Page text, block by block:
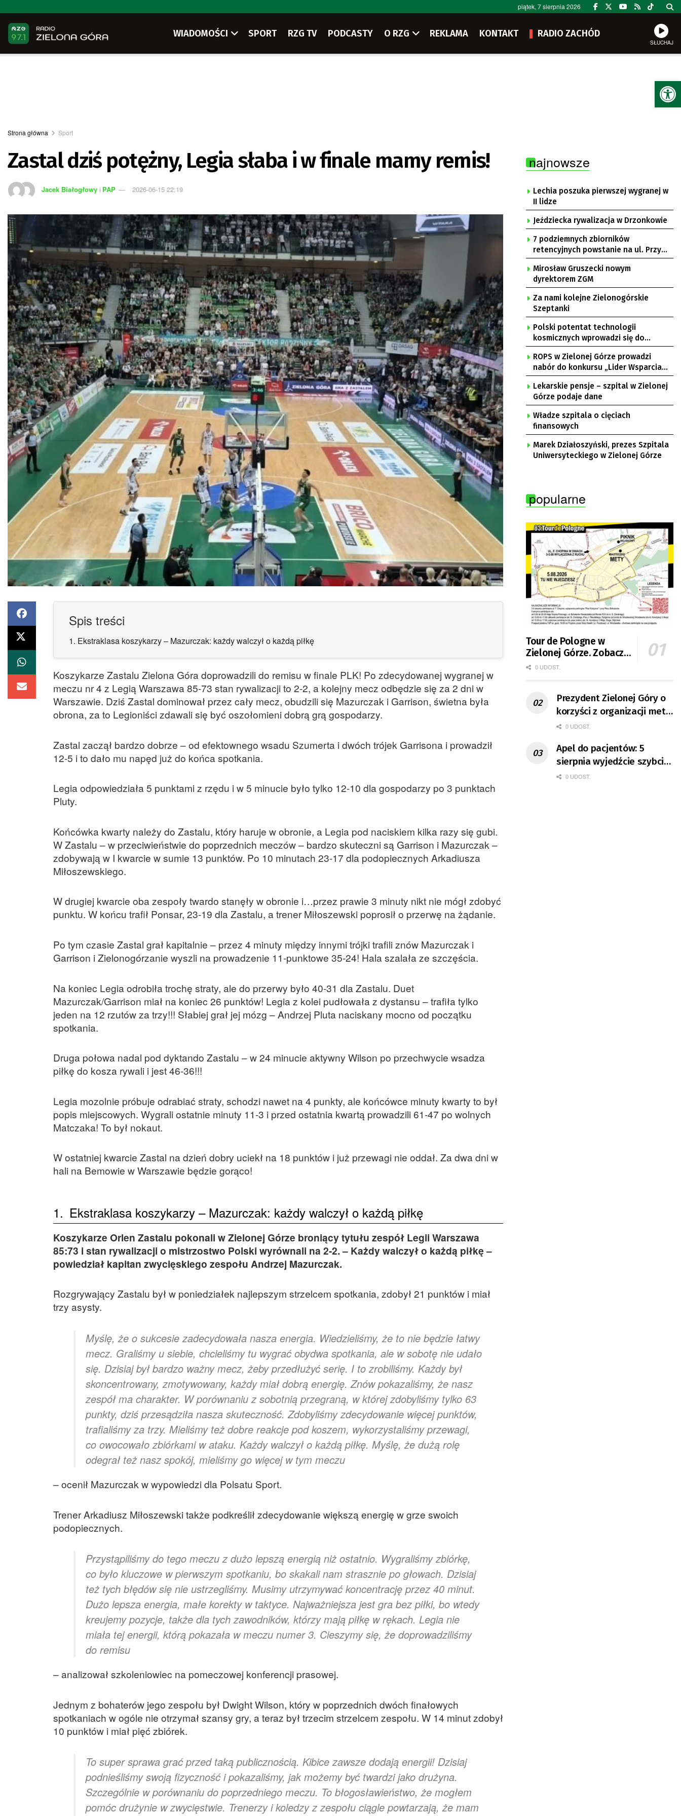
piątek, 7 sierpnia 2026
WIADOMOŚCI SPORT RZG TV PODCASTY O RZG REKLAMA KONTAKT RADIO ZACHÓD
SŁUCHAJ
Strona główna Sport
Zastal dziś potężny, Legia słaba i w finale mamy remis!
Jacek Białogłowy i PAP 2026-06-15 22:19
Spis treści
1. Ekstraklasa koszykarzy – Mazurczak: każdy walczył o każdą piłkę
Koszykarze Zastalu Zielona Góra doprowadzili do remisu w finale PLK! Po zdecydowanej wygranej w
meczu nr 4 z Legią Warszawa 85-73 stan rywalizacji to 2-2, a kolejny mecz odbędzie się za 2 dni w
Warszawie. Dziś Zastal dominował przez cały mecz, obudzili się Mazurczak i Garrison, świetna była
obrona, za to Legioniści zdawali się być oszołomieni dobrą grą gospodarzy.
Zastal zaczął bardzo dobrze – od efektownego wsadu Szumerta i dwóch trójek Garrisona i prowadził
12-5 i to dało mu napęd już do końca spotkania.
Legia odpowiedziała 5 punktami z rzędu i w 5 minucie było tylko 12-10 dla gospodarzy po 3 punktach
Pluty.
Końcówka kwarty należy do Zastalu, który haruje w obronie, a Legia pod naciskiem kilka razy się gubi.
W Zastalu – w przeciwieństwie do poprzednich meczów – bardzo skuteczni są Garrison i Mazurczak –
zdobywają w I kwarcie w sumie 13 punktów. Po 10 minutach 23-17 dla podopiecznych Arkadiusza
Miłoszewskiego.
W drugiej kwarcie oba zespoły twardo stanęły w obronie i…przez prawie 3 minuty nikt nie mógł zdobyć
punktu. W końcu trafił Ponsar, 23-19 dla Zastalu, a trener Miłoszewski poprosił o przerwę na żądanie.
Po tym czasie Zastal grał kapitalnie – przez 4 minuty między innymi trójki trafili znów Mazurczak i
Garrison i Zielonogórzanie wyszli na prowadzenie 11-punktowe 35-24! Hala szalała ze szczęścia.
Na koniec Legia odrobiła trochę straty, ale do przerwy było 40-31 dla Zastalu. Duet
Mazurczak/Garrison miał na koniec 26 punktów! Legia z kolei pudłowała z dystansu – trafiła tylko
jeden na 12 rzutów za trzy!!! Słabiej grał jej mózg – Andrzej Pluta naciskany mocno od początku
spotkania.
Druga połowa nadal pod dyktando Zastalu – w 24 minucie aktywny Wilson po przechwycie wsadza
piłkę do kosza rywali i jest 46-36!!!
Legia mozolnie próbuje odrabiać straty, schodzi nawet na 4 punkty, ale końcówce minuty kwarty to był
popis miejscowych. Wygrali ostatnie minuty 11-3 i przed ostatnia kwartą prowadzili 61-47 po wolnych
Matczaka! To był nokaut.
W ostatniej kwarcie Zastal na dzień dobry uciekł na 18 punktów i już przewagi nie oddał. Za dwa dni w
hali na Bemowie w Warszawie będzie gorąco!
1. Ekstraklasa koszykarzy – Mazurczak: każdy walczył o każdą piłkę
Koszykarze Orlen Zastalu pokonali w Zielonej Górze broniący tytułu zespół Legii Warszawa
85:73 i stan rywalizacji o mistrzostwo Polski wyrównali na 2-2. – Każdy walczył o każdą piłkę –
powiedział kapitan zwycięskiego zespołu Andrzej Mazurczak.
Rozgrywający Zastalu był w poniedziałek najlepszym strzelcem spotkania, zdobył 21 punktów i miał
trzy asysty.
Myślę, że o sukcesie zadecydowała nasza energia. Wiedzieliśmy, że to nie będzie łatwy
mecz. Graliśmy u siebie, chcieliśmy tu wygrać obydwa spotkania, ale w sobotę nie udało
się. Dzisiaj był bardzo ważny mecz, żeby przedłużyć serię. I to zrobiliśmy. Każdy był
skoncentrowany, zmotywowany, każdy miał dobrą energię. Znów pokazaliśmy, że nasz
zespół ma charakter. W porównaniu z sobotnią przegraną, w której zdobyliśmy tylko 63
punkty, dziś przesądziła nasza skuteczność. Zdobyliśmy zdecydowanie więcej punktów,
trafialiśmy za trzy. Mieliśmy też dobre reakcje pod koszem, wykorzystaliśmy przewagi,
co owocowało zbiórkami w ataku. Każdy walczył o każdą piłkę. Myślę, że dużą rolę
odegrał też nasz spokój, mieliśmy go więcej w tym meczu
– ocenił Mazurczak w wypowiedzi dla Polsatu Sport.
Trener Arkadiusz Miłoszewski także podkreślił zdecydowanie większą energię w grze swoich
podopiecznych.
Przystąpiliśmy do tego meczu z dużo lepszą energią niż ostatnio. Wygraliśmy zbiórkę,
co było kluczowe w pierwszym spotkaniu, bo skakali nam strasznie po głowach. Dzisiaj
też tych błędów się nie ustrzegliśmy. Musimy utrzymywać koncentrację przez 40 minut.
Dużo lepsza energia, małe korekty w taktyce. Najważniejsza jest gra bez piłki, bo wtedy
kreujemy pozycje, także dla tych zawodników, którzy mają piłkę w rękach. Legia nie
miała tej energii, którą pokazała w meczu numer 3. Cieszymy się, że doprowadziliśmy
do remisu
– analizował szkoleniowiec na pomeczowej konferencji prasowej.
Jednym z bohaterów jego zespołu był Dwight Wilson, który w poprzednich dwóch finałowych
spotkaniach w ogóle nie otrzymał szansy gry, a teraz był trzecim strzelcem zespołu. W 14 minut zdobył
10 punktów i miał pięć zbiórek.
To super sprawa grać przed taką publicznością. Kibice zawsze dodają energii! Dzisiaj
podnieśliśmy swoją fizyczność i pokazaliśmy, jak możemy być twardzi jako drużyna.
Szczególnie w porównaniu do poprzedniego meczu. To błogosławieństwo, że mogłem
pomóc drużynie w zwycięstwie. Trenerzy i koledzy z zespołu ciągle powtarzają, że mam
najnowsze
Lechia poszuka pierwszej wygranej w
II lidze
Jeździecka rywalizacja w Drzonkowie
7 podziemnych zbiorników
retencyjnych powstanie na ul. Przy
Gazowni
Mirosław Gruszecki nowym
dyrektorem ZGM
Za nami kolejne Zielonogórskie
Szeptanki
Polski potentat technologii
kosmicznych wprowadzi się do
Zielonej Góry
ROPS w Zielonej Górze prowadzi
nabór do konkursu „Lider Wsparcia
Seniora”
Lekarskie pensje – szpital w Zielonej
Górze podaje dane
Władze szpitala o cięciach
finansowych
Marek Działoszyński, prezes Szpitala
Uniwersyteckiego w Zielonej Górze
popularne
Tour de Pologne w
Zielonej Górze. Zobacz
zmiany w organizacji
0 UDOST.
Prezydent Zielonej Góry o
korzyści z organizacji mety
Tour de Pologne
0 UDOST.
Apel do pacjentów: 5
sierpnia wyjedźcie szybciej
z domów
0 UDOST.